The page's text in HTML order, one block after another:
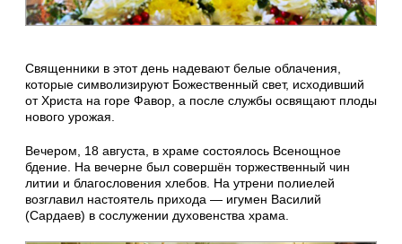
Священники в этот день надевают белые облачения,
которые символизируют Божественный свет, исходивший
от Христа на горе Фавор, а после службы освящают плоды
нового урожая.
Вечером, 18 августа, в храме состоялось Всенощное
бдение. На вечерне был совершён торжественный чин
литии и благословения хлебов. На утрени полиелей
возглавил настоятель прихода — игумен Василий
(Сардаев) в сослужении духовенства храма.